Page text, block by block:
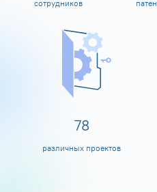
сотрудников
80
различных проектов